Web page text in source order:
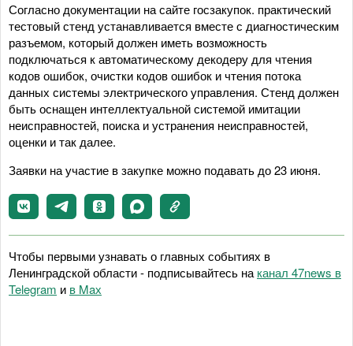
Согласно документации на сайте госзакупок. практический
тестовый стенд устанавливается вместе с диагностическим
разъемом, который должен иметь возможность
подключаться к автоматическому декодеру для чтения
кодов ошибок, очистки кодов ошибок и чтения потока
данных системы электрического управления. Стенд должен
быть оснащен интеллектуальной системой имитации
неисправностей, поиска и устранения неисправностей,
оценки и так далее.
Заявки на участие в закупке можно подавать до 23 июня.
Чтобы первыми узнавать о главных событиях в
Ленинградской области - подписывайтесь на канал 47news в
Telegram и в Maх